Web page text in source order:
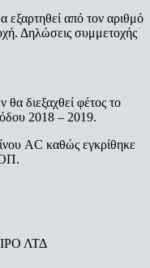
από τον αριθμό
Δηλώσεις συμμετοχής
διεξαχθεί φέτος το
2018 – 2019.
AC καθώς εγκρίθηκε
ΛΤΔ